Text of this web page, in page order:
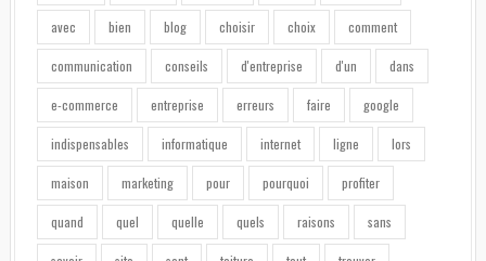
avec bien blog choisir choix comment
communication conseils d'entreprise d'un dans
e-commerce entreprise erreurs faire google
indispensables informatique internet ligne lors
maison marketing pour pourquoi profiter
quand quel quelle quels raisons sans